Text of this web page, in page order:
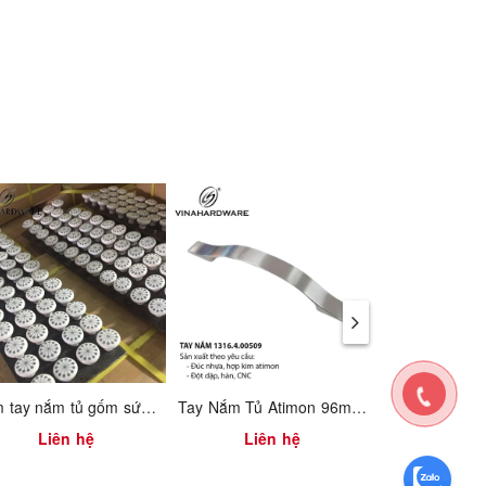
Núm tay nắm tủ gốm sứ / Ceramic cabinet knobs
Liên hệ
Tay Nắm Tủ Atimon 96mm 1316.4.00509
Liên hệ